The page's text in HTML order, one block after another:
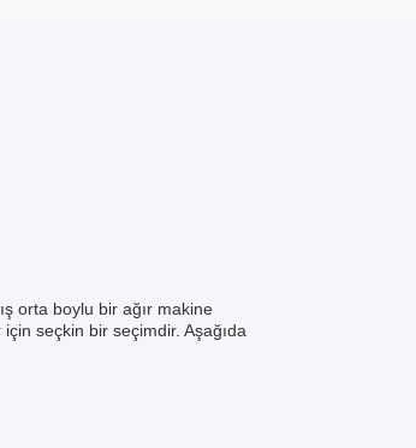
orta boylu bir ağır makine
seçkin bir seçimdir. Aşağıda